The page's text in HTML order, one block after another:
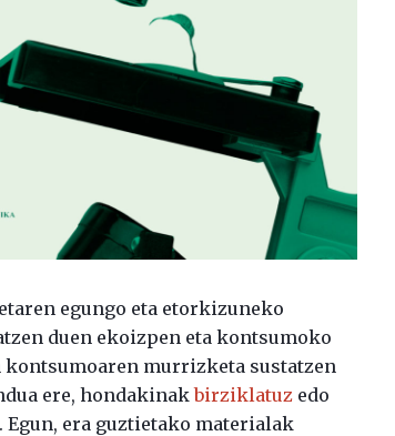
egungo eta etorkizuneko
duen ekoizpen eta kontsumoko
kontsumoaren murrizketa sustatzen
ere, hondakinakbirziklatuz edo
era guztietako materialak